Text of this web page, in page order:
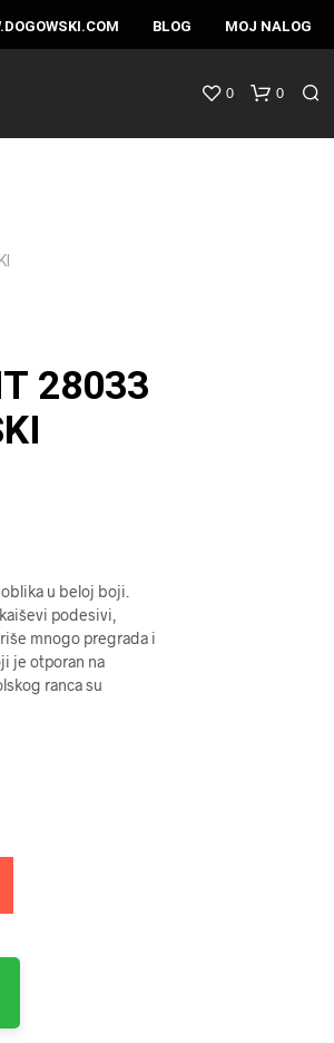
BLOG MOJ NALOG
0 0
28033
u beloj boji.
podesivi,
mnogo pregrada i
je otporan na
ranca su